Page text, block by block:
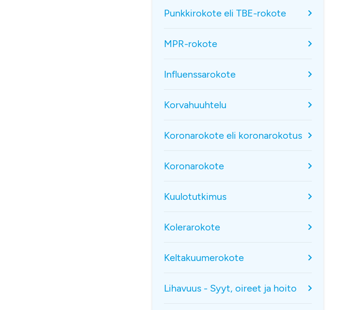
Punkkirokote eli TBE-rokote
MPR-rokote
Influenssarokote
Korvahuuhtelu
Koronarokote eli koronarokotus
Koronarokote
Kuulotutkimus
Kolerarokote
Keltakuumerokote
Lihavuus - Syyt, oireet ja hoito